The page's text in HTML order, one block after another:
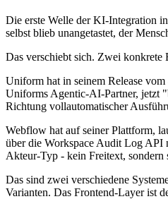
Die erste Welle der KI-Integration
selbst blieb unangetastet, der
Das verschiebt sich. Zwei konkrete
Uniform hat in seinem Release
Uniforms Agentic-AI-Partner, jetzt
Richtung vollautomatischer
Webflow hat auf seiner Plattform,
über die Workspace Audit Log API
Akteur-Typ - kein Freitext, sondern
Das sind zwei verschiedene
Varianten. Das Frontend-Layer ist